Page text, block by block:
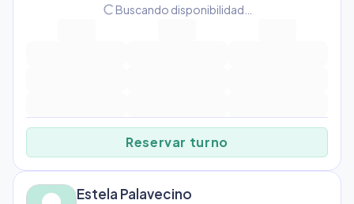
progress_activity Buscando disponibilidad…
Reservar turno
Estela Palavecino